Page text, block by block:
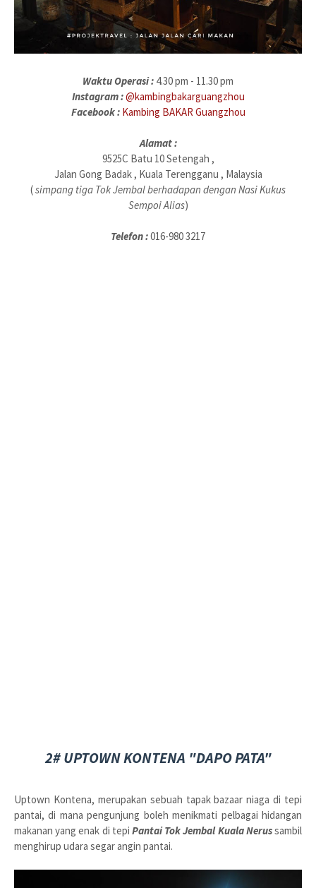
Waktu Operasi : 4.30 pm - 11.30 pm
Instagram :@kambingbakarguangzhou
Facebook : Kambing BAKAR Guangzhou
Alamat :
9525C Batu 10 Setengah ,
Jalan Gong Badak , Kuala Terengganu , Malaysia
(simpang tiga Tok Jembal berhadapan dengan Nasi Kukus
Sempoi Alias)
Telefon :016-980 3217
2# UPTOWN KONTENA "DAPO PATA"
Uptown Kontena, merupakan sebuah tapak bazaar niaga di tepi
pantai, di mana pengunjung boleh menikmati pelbagai hidangan
makanan yang enak di tepi Pantai Tok Jembal Kuala Nerussambil
menghirup udara segar angin pantai.